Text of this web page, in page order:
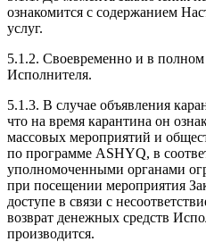
ознакомится с содержанием
услуг.
5.1.2. Своевременно и в полном
Исполнителя.
5.1.3. В случае объявления
что на время карантина он
массовых мероприятий и
по программе ASHYQ, в
уполномоченными органами
при посещении мероприятия
доступе в связи с
возврат денежных средств
производится.